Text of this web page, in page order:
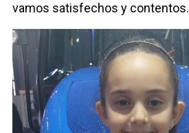
vamos satisfechos y contentos.